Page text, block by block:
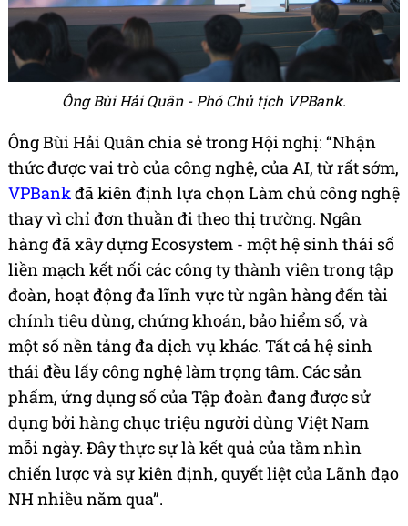
Ông Bùi Hải Quân - Phó Chủ tịch VPBank.
Ông Bùi Hải Quân chia sẻ trong Hội nghị: “Nhận
thức được vai trò của công nghệ, của AI, từ rất sớm,
VPBankđã kiên định lựa chọn Làm chủ công nghệ
thay vì chỉ đơn thuần đi theo thị trường. Ngân
hàng đã xây dựng Ecosystem - một hệ sinh thái số
liền mạch kết nối các công ty thành viên trong tập
đoàn, hoạt động đa lĩnh vực từ ngân hàng đến tài
chính tiêu dùng, chứng khoán, bảo hiểm số, và
một số nền tảng đa dịch vụ khác. Tất cả hệ sinh
thái đều lấy công nghệ làm trọng tâm. Các sản
phẩm, ứng dụng số của Tập đoàn đang được sử
dụng bởi hàng chục triệu người dùng Việt Nam
mỗi ngày. Đây thực sự là kết quả của tầm nhìn
chiến lược và sự kiên định, quyết liệt của Lãnh đạo
NH nhiều năm qua”.